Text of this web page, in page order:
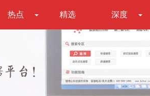
热点 精选 深度